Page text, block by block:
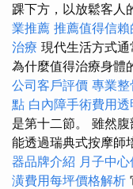
踝下方，以放鬆客人
業推薦 推薦值得信賴
治療 現代生活方式
為什麼值得治療身體
公司客戶評價 專業整
點 白內障手術費用
是第十二節。 雖然
能透過瑞典式按摩師
器品牌介紹 月子中
潢費用每坪價格解析